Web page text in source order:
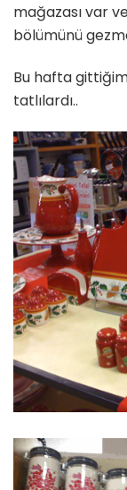
mağazası var
bölümünü
Bu hafta
tatlılardı..